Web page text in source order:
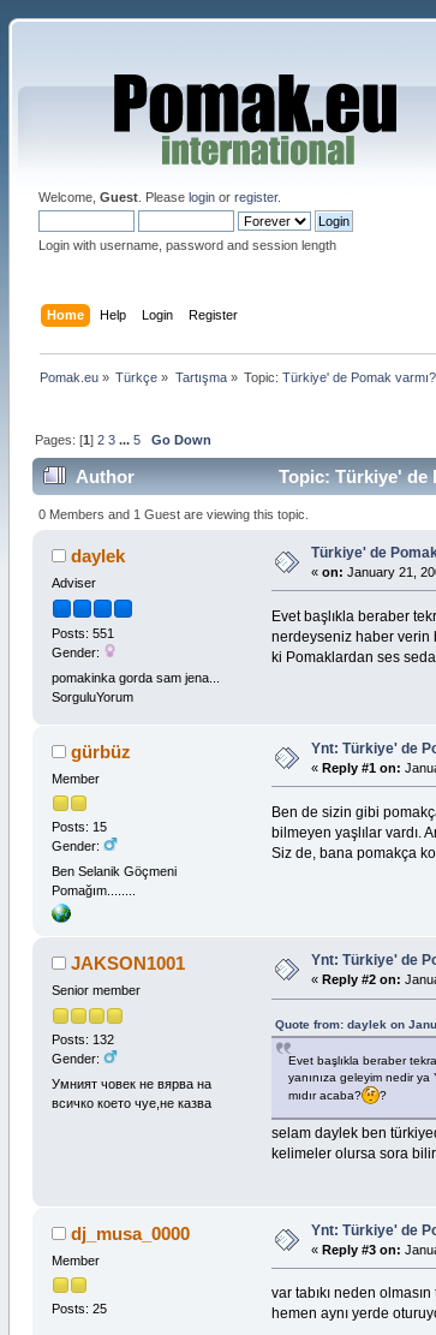
Welcome, Guest. Please loginor register.
Login with username, password and session length
Home Help Login Register
Pomak.eu» Türkçe » Tartışma» Topic: Türkiye' de Pomak
Pages: [1] 2 3 ... 5 Go Down
Author Topic: Türkiye' de
0 Members and 1 Guest are viewing this topic.
daylek
Adviser
Posts: 551
Gender:
pomakinka gorda sam jena...
SorguluYorum
Türkiye' de
« on: January 21,
Evet başlıkla beraber
nerdeyseniz haber verin
ki Pomaklardan ses
gürbüz
Member
Posts: 15
Gender:
Ben Selanik Göçmeni
Pomağım........
Ynt: Türkiye' de
« Reply #1 on:
Ben de sizin gibi
bilmeyen yaşlılar vardı.
Siz de, bana pomakça
JAKSON1001
Senior member
Posts: 132
Gender:
Умният човек не вярва на
всичко което чуе,не казва
Ynt: Türkiye' de
« Reply #2 on:
Quote from: daylek on
Evet başlıkla beraber
yanınıza geleyim nedir
mıdır acaba?
?
selam daylek ben
kelimeler olursa sora
dj_musa_0000
Member
Posts: 25
Ynt: Türkiye' de
« Reply #3 on:
var tabıkı neden
hemen aynı yerde